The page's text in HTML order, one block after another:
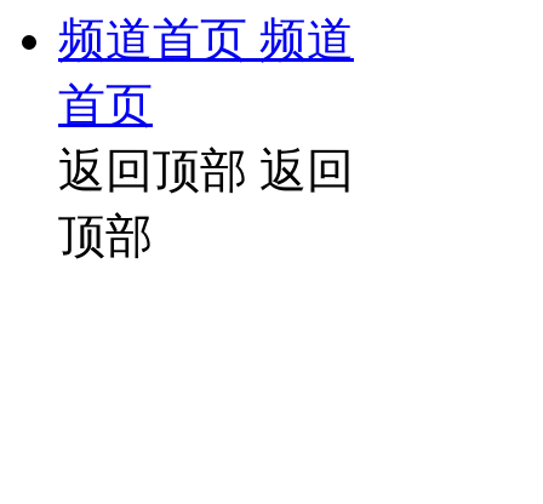
频道首页 频道
首页
返回顶部 返回
顶部